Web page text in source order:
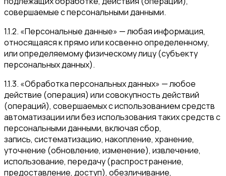
совершаемые с персональными данными.
1.1.2. «Персональные данные» — любая информация,
относящаяся к прямо или косвенно определенному,
или определяемому физическому лицу (субъекту
персональных данных).
1.1.3. «Обработка персональных данных» — любое
действие (операция) или совокупность действий
(операций), совершаемых с использованием средств
автоматизации или без использования таких средств с
персональными данными, включая сбор,
запись, систематизацию, накопление, хранение,
уточнение (обновление, изменение), извлечение,
использование, передачу (распространение,
предоставление, доступ), обезличивание,